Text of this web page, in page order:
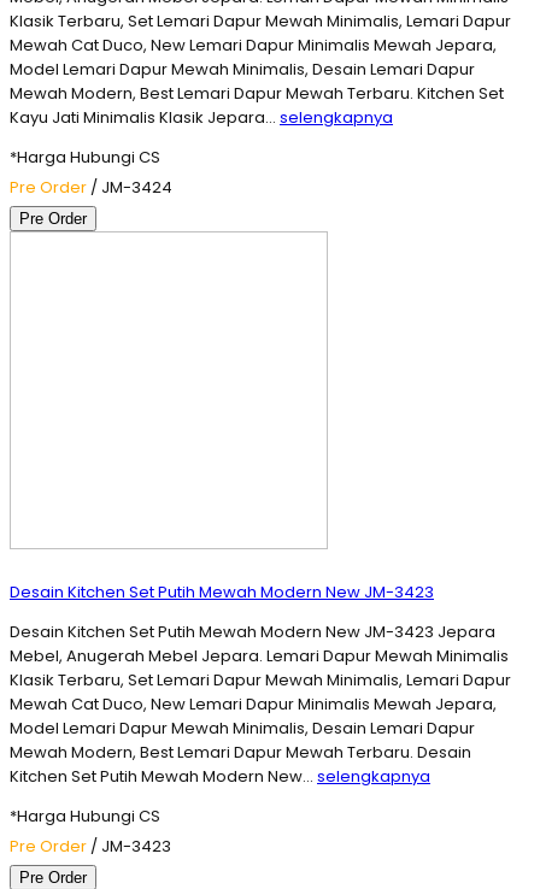
Klasik Terbaru, Set Lemari Dapur Mewah Minimalis, Lemari Dapur
Mewah Cat Duco, New Lemari Dapur Minimalis Mewah Jepara,
Model Lemari Dapur Mewah Minimalis, Desain Lemari Dapur
Mewah Modern, Best Lemari Dapur Mewah Terbaru. Kitchen Set
Kayu Jati Minimalis Klasik Jepara… selengkapnya
*Harga Hubungi CS
Pre Order / JM-3424
Pre Order
Desain Kitchen Set Putih Mewah Modern New JM-3423
Desain Kitchen Set Putih Mewah Modern New JM-3423 Jepara
Mebel, Anugerah Mebel Jepara. Lemari Dapur Mewah Minimalis
Klasik Terbaru, Set Lemari Dapur Mewah Minimalis, Lemari Dapur
Mewah Cat Duco, New Lemari Dapur Minimalis Mewah Jepara,
Model Lemari Dapur Mewah Minimalis, Desain Lemari Dapur
Mewah Modern, Best Lemari Dapur Mewah Terbaru. Desain
Kitchen Set Putih Mewah Modern New… selengkapnya
*Harga Hubungi CS
Pre Order / JM-3423
Pre Order